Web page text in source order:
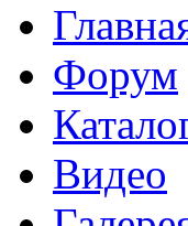
Форум
Видео